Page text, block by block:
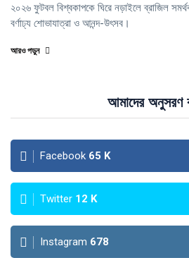
২০২৬ ফুটবল বিশ্বকাপকে ঘিরে নড়াইলে ব্রাজিল
বর্ণাঢ্য শোভাযাত্রা ও আনন্দ-উৎসব।
আরও পড়ুন
আমাদের অনুসরণ
Facebook 65 K
Twitter 12 K
Instagram 678